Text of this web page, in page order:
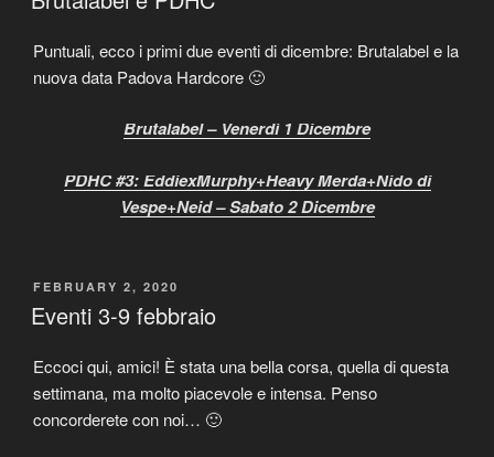
Puntuali, ecco i primi due eventi di dicembre: Brutalabel e la
nuova data Padova Hardcore 🙂
Brutalabel – Venerdì 1 Dicembre
PDHC #3: EddiexMurphy+Heavy Merda+Nido di
Vespe+Neid – Sabato 2 Dicembre
POSTED
ON
FEBRUARY 2, 2020
Eventi 3-9 febbraio
Eccoci qui, amici! È stata una bella corsa, quella di questa
settimana, ma molto piacevole e intensa. Penso
concorderete con noi… 🙂